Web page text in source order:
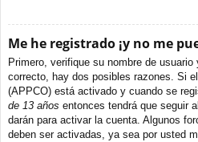
Me he registrado ¡y no me
Primero, verifique su nombre de
correcto, hay dos posibles razones. Si
(APPCO) está activado y cuando se
de 13 años entonces tendrá que seguir
darán para activar la cuenta. Algunos
deben ser activadas, ya sea por usted